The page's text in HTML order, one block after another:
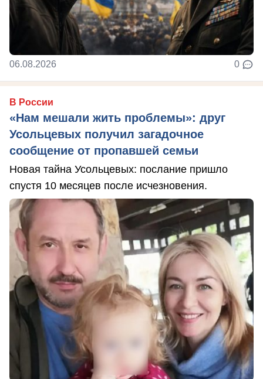
06.08.2026 0
В России
«Нам мешали жить проблемы»: друг
Усольцевых получил загадочное
сообщение от пропавшей семьи
Новая тайна Усольцевых: послание пришло
спустя 10 месяцев после исчезновения.